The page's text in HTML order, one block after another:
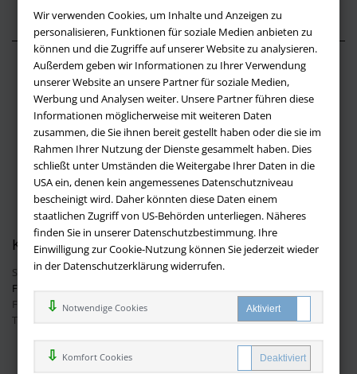
Wir verwenden Cookies, um Inhalte und Anzeigen zu
personalisieren, Funktionen für soziale Medien anbieten zu
können und die Zugriffe auf unserer Website zu analysieren.
Außerdem geben wir Informationen zu Ihrer Verwendung
unserer Website an unsere Partner für soziale Medien,
Werbung und Analysen weiter. Unsere Partner führen diese
Informationen möglicherweise mit weiteren Daten
zusammen, die Sie ihnen bereit gestellt haben oder die sie im
Rahmen Ihrer Nutzung der Dienste gesammelt haben. Dies
schließt unter Umständen die Weitergabe Ihrer Daten in die
USA ein, denen kein angemessenes Datenschutzniveau
bescheinigt wird. Daher könnten diese Daten einem
staatlichen Zugriff von US-Behörden unterliegen. Näheres
finden Sie in unserer Datenschutzbestimmung. Ihre
Einwilligung zur Cookie-Nutzung können Sie jederzeit wieder
in der Datenschutzerklärung widerrufen.
Notwendige Cookies
Komfort Cookies
Über buchversandmimpf2000.de
Impressum
Versandbedingungen
Widerruf
Batteriehinweis
AGB
Datenschutz
Kontakt
Sie haben Fragen?Hier finden Sie Antworten auf häufig gestellte
Fragen.
Fragen per E-Mail:info@buchversandmimpf2000.de
Telefon: +49 (0)9209 20 23 188
Ihre Vorteile bei uns
Kostenloser Versand innerhalb Deutschlands